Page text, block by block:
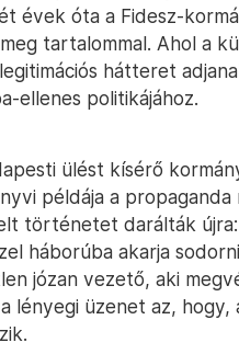
évek óta a Fidesz-
tartalommal. Ahol a
hátteret
ellenes politikájához.
ülést kísérő
példája a
történetet darálták
háborúba akarja
józan vezető, aki
a lényegi üzenet az,